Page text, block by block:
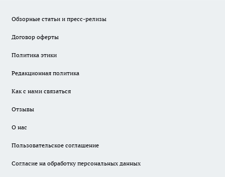
Обзорные статьи и пресс-релизы
Договор оферты
Политика этики
Редакционная политика
Как с нами связаться
Отзывы
О нас
Пользовательское соглашение
Согласие на обработку персональных данных